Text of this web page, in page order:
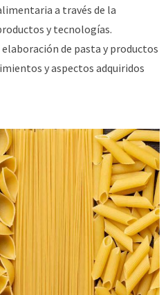
a través de la
y tecnologías.
de pasta y productos
y aspectos adquiridos